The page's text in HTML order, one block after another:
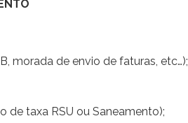
morada de envio de faturas, etc…);
de taxa RSU ou Saneamento);